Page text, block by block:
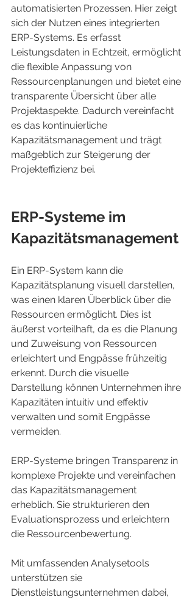
automatisierten Prozessen. Hier zeigt
sich der Nutzen eines integrierten
ERP-Systems. Es erfasst
Leistungsdaten in Echtzeit, ermöglicht
die flexible Anpassung von
Ressourcenplanungen und bietet eine
transparente Übersicht über alle
Projektaspekte. Dadurch vereinfacht
es das kontinuierliche
Kapazitätsmanagement und trägt
maßgeblich zur Steigerung der
Projekteffizienz bei.
ERP-Systeme im
Kapazitätsmanagement
Ein ERP-System kann die
Kapazitätsplanung visuell darstellen,
was einen klaren Überblick über die
Ressourcen ermöglicht. Dies ist
äußerst vorteilhaft, da es die Planung
und Zuweisung von Ressourcen
erleichtert und Engpässe frühzeitig
erkennt. Durch die visuelle
Darstellung können Unternehmen ihre
Kapazitäten intuitiv und effektiv
verwalten und somit Engpässe
vermeiden.
ERP-Systeme bringen Transparenz in
komplexe Projekte und vereinfachen
das Kapazitätsmanagement
erheblich. Sie strukturieren den
Evaluationsprozess und erleichtern
die Ressourcenbewertung.
Mit umfassenden Analysetools
unterstützen sie
Dienstleistungsunternehmen dabei,